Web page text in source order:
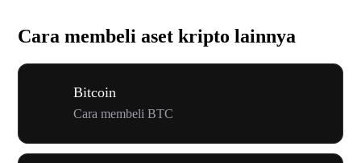
Cara membeli aset kripto lainnya
Bitcoin
Cara membeli BTC